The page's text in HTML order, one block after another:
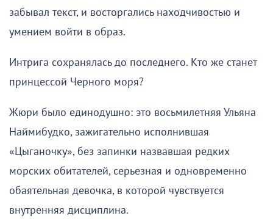
забывал текст, и восторгались находчивостью и
умением войти в образ.
Интрига сохранялась до последнего. Кто же станет
принцессой Черного моря?
Жюри было единодушно: это восьмилетняя Ульяна
Наймибудко, зажигательно исполнившая
«Цыганочку», без запинки назвавшая редких
морских обитателей, серьезная и одновременно
обаятельная девочка, в которой чувствуется
внутренняя дисциплина.